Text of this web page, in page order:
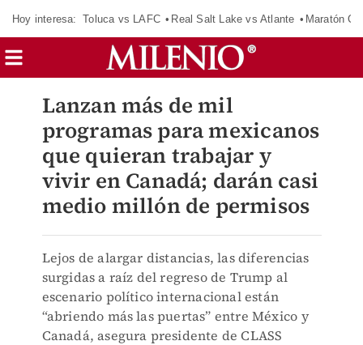
Hoy interesa: Toluca vs LAFC Real Salt Lake vs Atlante Maratón
Lanzan más de mil
programas para mexicanos
que quieran trabajar y
vivir en Canadá; darán casi
medio millón de permisos
Lejos de alargar distancias, las diferencias
surgidas a raíz del regreso de Trump al
escenario político internacional están
“abriendo más las puertas” entre México y
Canadá, asegura presidente de CLASS